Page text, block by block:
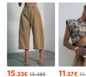
984K
15.33€ 15.48€ 11.37€